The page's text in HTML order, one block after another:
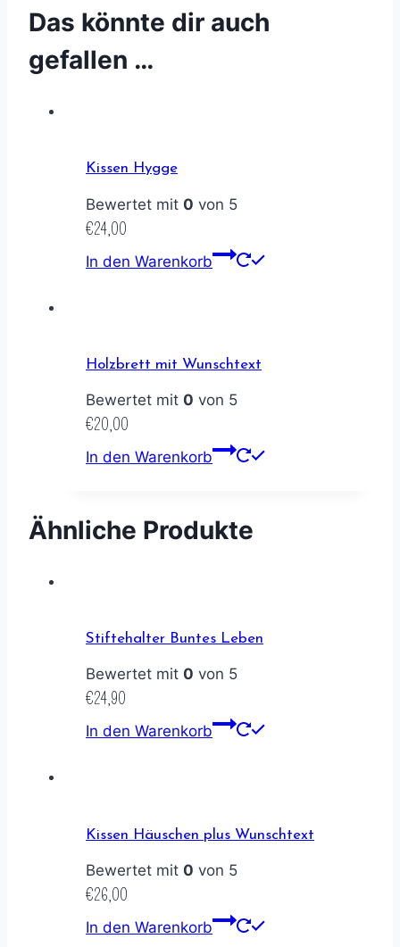
Das könnte dir auch
gefallen …
Kissen Hygge
Bewertet mit 0 von 5
€24,00
In den Warenkorb
Holzbrett mit Wunschtext
Bewertet mit 0 von 5
€20,00
In den Warenkorb
Ähnliche Produkte
Stiftehalter Buntes Leben
Bewertet mit 0 von 5
€24,90
In den Warenkorb
Kissen Häuschen plus Wunschtext
Bewertet mit 0 von 5
€26,00
In den Warenkorb